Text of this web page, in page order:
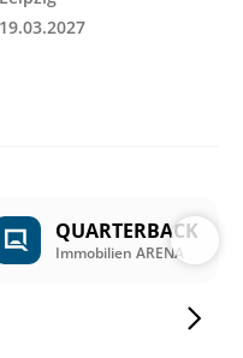
19.03.2027
QUARTERBACK
Immobilien ARENA